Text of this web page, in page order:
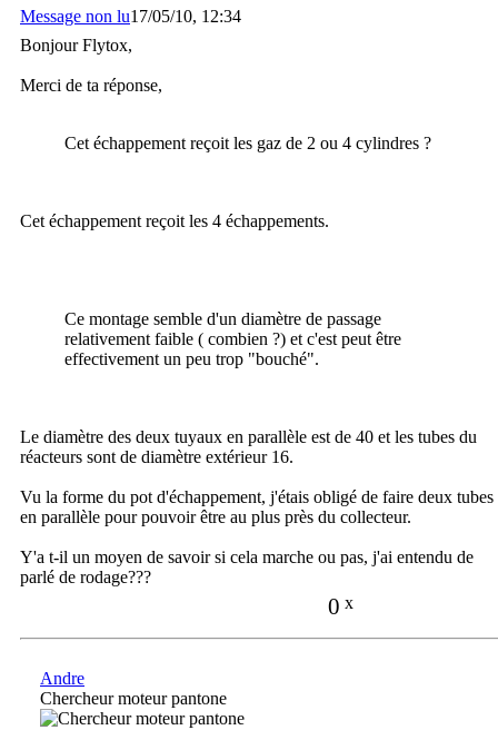
Message non lu17/05/10, 12:34
Bonjour Flytox,
Merci de ta réponse,
Cet échappement reçoit les gaz de 2 ou 4 cylindres ?
Cet échappement reçoit les 4 échappements.
Ce montage semble d'un diamètre de passage
relativement faible ( combien ?) et c'est peut être
effectivement un peu trop "bouché".
Le diamètre des deux tuyaux en parallèle est de 40 et les tubes du
réacteurs sont de diamètre extérieur 16.
Vu la forme du pot d'échappement, j'étais obligé de faire deux tubes
en parallèle pour pouvoir être au plus près du collecteur.
Y'a t-il un moyen de savoir si cela marche ou pas, j'ai entendu de
parlé de rodage???
0 x
Andre
Chercheur moteur pantone